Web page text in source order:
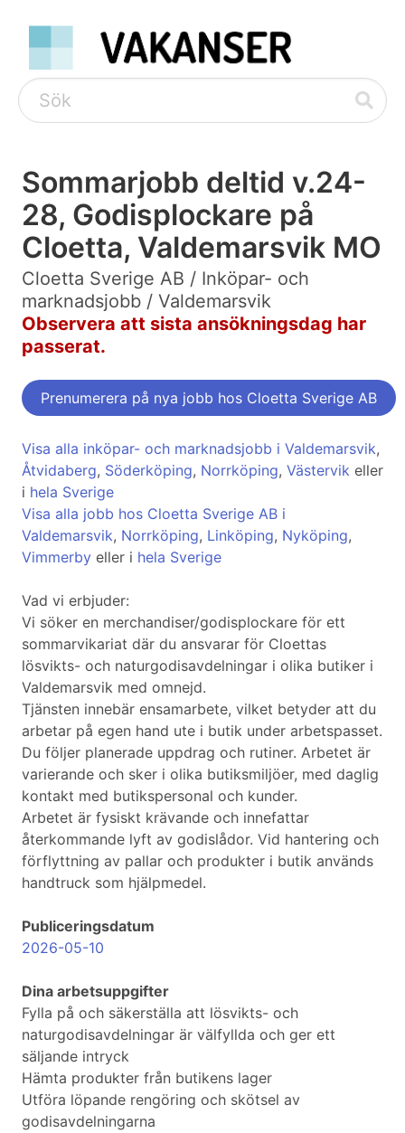
Sommarjobb deltid v.24-
28, Godisplockare på
Cloetta, Valdemarsvik MO
Cloetta Sverige AB / Inköpar- och
marknadsjobb / Valdemarsvik
Observera att sista ansökningsdag har
passerat.
Prenumerera på nya jobb hos Cloetta Sverige AB
Visa alla inköpar- och marknadsjobb i Valdemarsvik,
Åtvidaberg, Söderköping, Norrköping, Västervik eller
i hela Sverige
Visa alla jobb hos Cloetta Sverige AB i
Valdemarsvik, Norrköping, Linköping, Nyköping,
Vimmerby eller i hela Sverige
Vad vi erbjuder:
Vi söker en merchandiser/godisplockare för ett
sommarvikariat där du ansvarar för Cloettas
lösvikts- och naturgodisavdelningar i olika butiker i
Valdemarsvik med omnejd.
Tjänsten innebär ensamarbete, vilket betyder att du
arbetar på egen hand ute i butik under arbetspasset.
Du följer planerade uppdrag och rutiner. Arbetet är
varierande och sker i olika butiksmiljöer, med daglig
kontakt med butikspersonal och kunder.
Arbetet är fysiskt krävande och innefattar
återkommande lyft av godislådor. Vid hantering och
förflyttning av pallar och produkter i butik används
handtruck som hjälpmedel.
Publiceringsdatum
2026-05-10
Dina arbetsuppgifter
Fylla på och säkerställa att lösvikts- och
naturgodisavdelningar är välfyllda och ger ett
säljande intryck
Hämta produkter från butikens lager
Utföra löpande rengöring och skötsel av
godisavdelningarna